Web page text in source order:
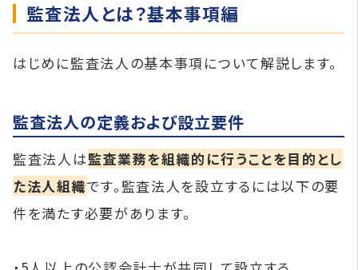
監査法人とは？基本事項編
はじめに監査法人の基本事項について解説します。
監査法人の定義および設立要件
監査法人は監査業務を組織的に行うことを目的とし
た法人組織です。監査法人を設立するには以下の要
件を満たす必要があります。